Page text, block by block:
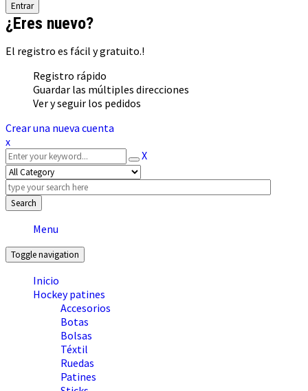
¿Eres nuevo?
El registro es fácil y gratuito.!
Registro rápido
Guardar las múltiples direcciones
Ver y seguir los pedidos
Crear una nueva cuenta
x
X
Search
Menu
Toggle navigation
Inicio
Hockey patines
Accesorios
Botas
Bolsas
Téxtil
Ruedas
Patines